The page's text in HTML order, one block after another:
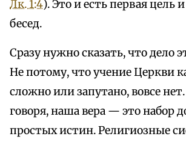
Лк. 1:4). Это и есть первая цель
бесед.
Сразу нужно сказать, что дело
Не потому, что учение Церкви
сложно или запутано, вовсе
говоря, наша вера — это набор
простых истин. Религиозные